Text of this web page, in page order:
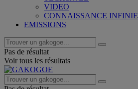
VIDEO
CONNAISSANCE INFINIE
EMISSIONS
Pas de résultat
Voir tous les résultats